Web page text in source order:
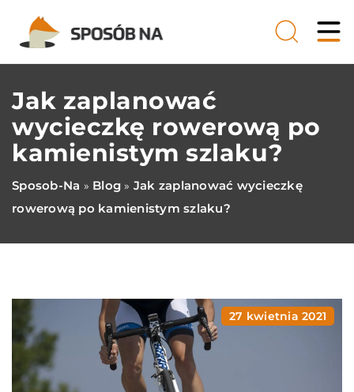
Jak zaplanować
wycieczkę rowerową po
kamienistym szlaku?
Sposob-Na » Blog » Jak zaplanować wycieczkę
rowerową po kamienistym szlaku?
27 kwietnia 2021